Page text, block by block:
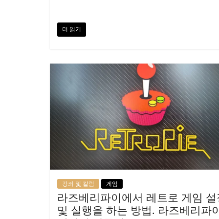
더 읽기
강좌 및 칼럼 게임
라즈베리파이에서 레트로 게임 설
및 실행을 하는 방법. 라즈베리파